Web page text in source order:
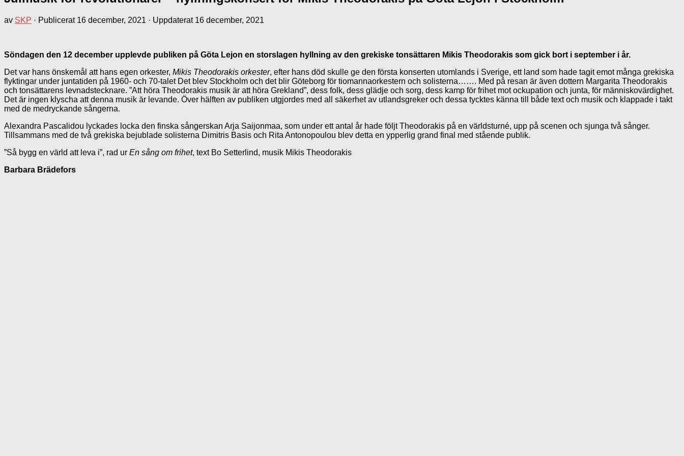
av SKP · Publicerat 16 december, 2021 · Uppdaterat 16 december, 2021
Söndagen den 12 december upplevde publiken på Göta Lejon en storslagen hyllning av den grekiske tonsättaren Mikis Theodorakis som gick bort i september i år.
Det var hans önskemål att hans egen orkester, Mikis Theodorakis orkester, efter hans död skulle ge den första konserten utomlands i Sverige, ett land som hade tagit emot många grekiska
flyktingar under juntatiden på 1960- och 70-talet Det blev Stockholm och det blir Göteborg för tiomannaorkestern och solisterna……. Med på resan är även dottern Margarita Theodorakis
och tonsättarens levnadstecknare. ”Att höra Theodorakis musik är att höra Grekland”, dess folk, dess glädje och sorg, dess kamp för frihet mot ockupation och junta, för människovärdighet.
Det är ingen klyscha att denna musik är levande. Över hälften av publiken utgjordes med all säkerhet av utlandsgreker och dessa tycktes känna till både text och musik och klappade i takt
med de medryckande sångerna.
Alexandra Pascalidou lyckades locka den finska sångerskan Arja Saijonmaa, som under ett antal år hade följt Theodorakis på en världsturné, upp på scenen och sjunga två sånger.
Tillsammans med de två grekiska bejublade solisterna Dimitris Basis och Rita Antonopoulou blev detta en ypperlig grand final med stående publik.
”Så bygg en värld att leva i”, rad ur En sång om frihet, text Bo Setterlind, musik Mikis Theodorakis
Barbara Brädefors